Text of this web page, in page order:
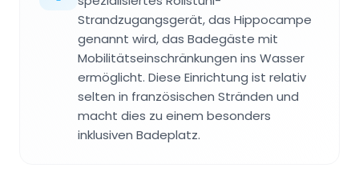
Strandzugangsgerät, das Hippocampe
genannt wird, das Badegäste mit
Mobilitätseinschränkungen ins Wasser
ermöglicht. Diese Einrichtung ist relativ
selten in französischen Stränden und
macht dies zu einem besonders
inklusiven Badeplatz.